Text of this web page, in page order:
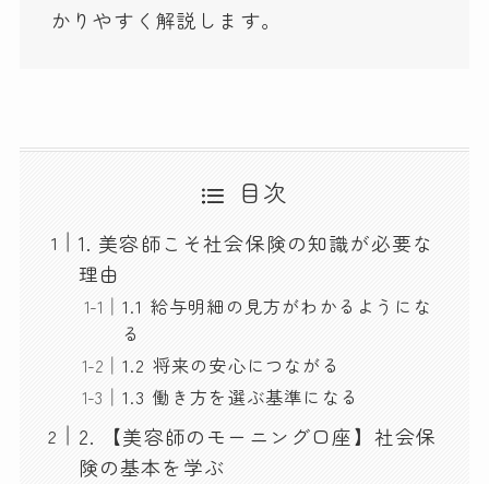
かりやすく解説します。
目次
1. 美容師こそ社会保険の知識が必要な
理由
1.1 給与明細の見方がわかるようにな
る
1.2 将来の安心につながる
1.3 働き方を選ぶ基準になる
2. 【美容師のモーニング口座】社会保
険の基本を学ぶ